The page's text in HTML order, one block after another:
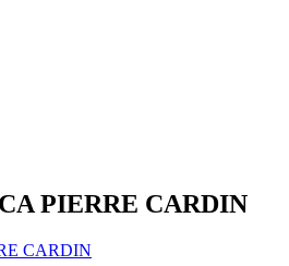
PIERRE CARDIN
CARDIN